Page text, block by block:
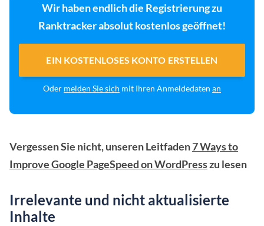
Wir haben endlich die Registrierung zu
Ranktracker absolut kostenlos geöffnet!
EIN KOSTENLOSES KONTO ERSTELLEN
Oder melden Sie sich mit Ihren Anmeldedaten an
Vergessen Sie nicht, unseren Leitfaden7 Ways to
Improve Google PageSpeed on WordPresszu lesen
Irrelevante und nicht aktualisierte
Inhalte